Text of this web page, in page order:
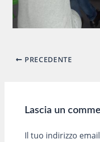
Navigazione
PRECEDENTE
Lascia un
Il tuo indirizzo